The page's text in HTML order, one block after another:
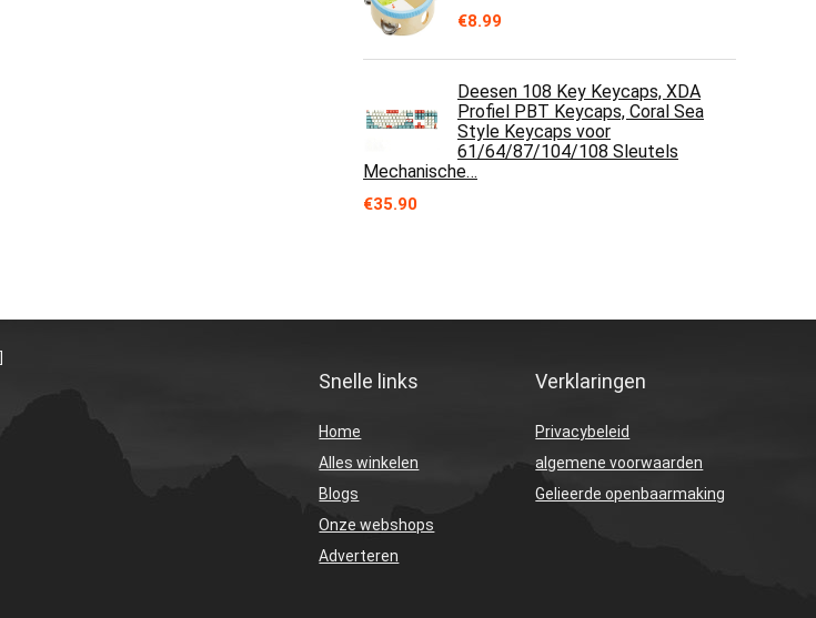
€8.99
Deesen 108 Key Keycaps, XDA
Profiel PBT Keycaps, Coral Sea
Style Keycaps voor
61/64/87/104/108 Sleutels
Mechanische…
€35.90
Snelle links
Home
Alles winkelen
Blogs
Onze webshops
Adverteren
Verklaringen
Privacybeleid
algemene voorwaarden
Gelieerde openbaarmaking